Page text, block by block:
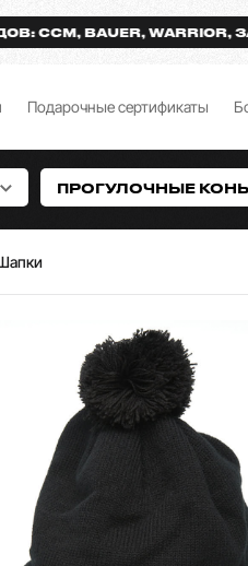
BAUER, WARRIOR, ЗАРЯД
Подарочные сертификаты
ПРОГУЛОЧНЫЕ